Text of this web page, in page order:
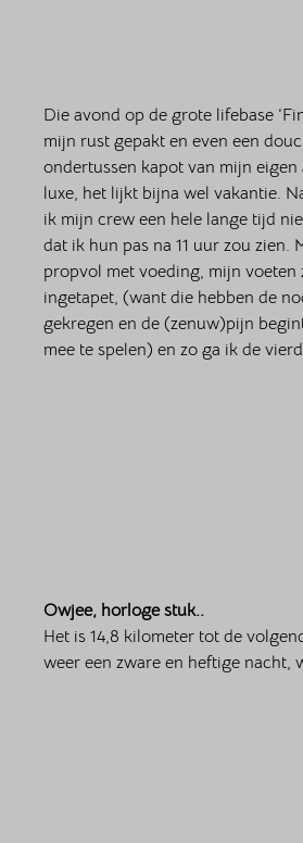
Die avond op de grote lifebase
mijn rust gepakt en even een
ondertussen kapot van mijn eigen
luxe, het lijkt bijna wel vakantie.
ik mijn crew een hele lange tijd
dat ik hun pas na 11 uur zou zien.
propvol met voeding, mijn voeten
ingetapet, (want die hebben de
gekregen en de (zenuw)pijn
mee te spelen) en zo ga ik de
Owjee, horloge stuk..
Het is 14,8 kilometer tot de
weer een zware en heftige nacht,